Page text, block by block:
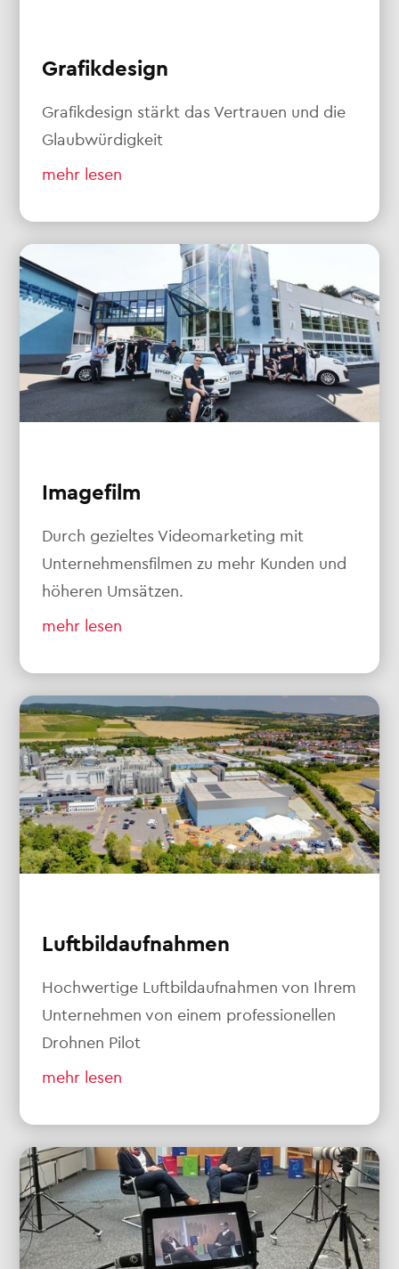
Grafikdesign
Grafikdesign stärkt das Vertrauen und die
Glaubwürdigkeit
mehr lesen
Imagefilm
Durch gezieltes Videomarketing mit
Unternehmensfilmen zu mehr Kunden und
höheren Umsätzen.
mehr lesen
Luftbildaufnahmen
Hochwertige Luftbildaufnahmen von Ihrem
Unternehmen von einem professionellen
Drohnen Pilot
mehr lesen